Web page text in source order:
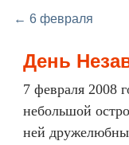
← 6 февраля
День
7 февраля 2008
небольшой
ней